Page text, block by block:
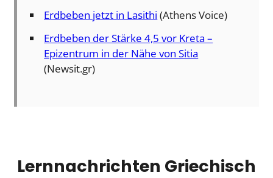
Erdbeben jetzt in Lasithi (Athens Voice)
Erdbeben der Stärke 4,5 vor Kreta –
Epizentrum in der Nähe von Sitia
(Newsit.gr)
Lernnachrichten Griechisch